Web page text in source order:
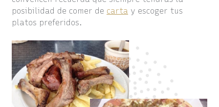
posibilidad de comer de carta y escoger tus
platos preferidos.